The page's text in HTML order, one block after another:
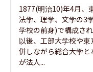
1877(明治10)年4月、
法学、理学、文学の3
学校の前身)で構成さ
以後、工部大学校や
併しながら総合大学
が法人...